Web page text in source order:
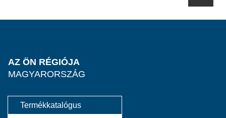
AZ ÖN RÉGIÓJA
MAGYARORSZÁG
Termékkatalógus